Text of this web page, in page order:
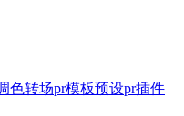
色转场pr模板预设pr插件